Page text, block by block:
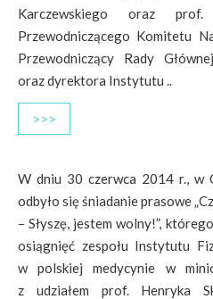
Karczewskiego oraz prof.
Przewodniczącego Komitetu
Przewodniczący Rady
oraz dyrektora Instytutu ..
>>>
W dniu 30 czerwca 2014 r., w
odbyło się śniadanie prasowe
– Słyszę, jestem wolny!”,
osiągnięć zespołu Instytutu
w polskiej medycynie w
z udziałem prof. Henryka